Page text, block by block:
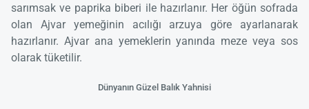
sarımsak ve paprika biberi ile hazırlanır. Her öğün sofrada
olan Ajvar yemeğinin acılığı arzuya göre ayarlanarak
hazırlanır. Ajvar ana yemeklerin yanında meze veya sos
olarak tüketilir.
Dünyanın Güzel Balık Yahnisi